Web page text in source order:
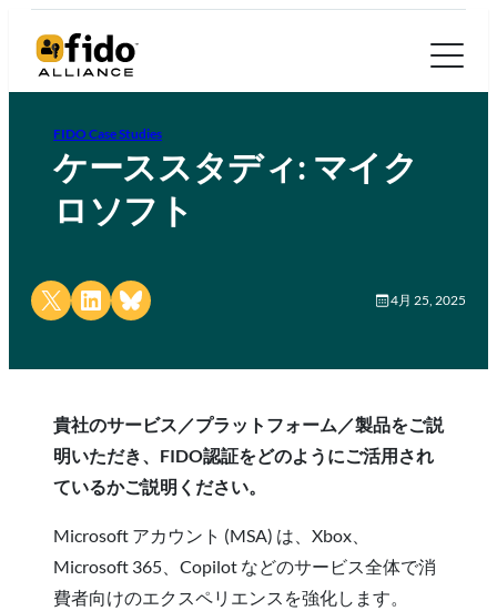
FIDO Case Studies
ケーススタディ: マイク
ロソフト
Share on X Share on LinkedIn
Share on Bluesky 4月 25, 2025
貴社のサービス／プラットフォーム／製品をご説
明いただき、FIDO認証をどのようにご活用され
ているかご説明ください。
Microsoft アカウント (MSA) は、Xbox、
Microsoft 365、Copilot などのサービス全体で消
費者向けのエクスペリエンスを強化します。